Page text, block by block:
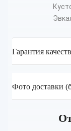
Гарантия
Фото доставки